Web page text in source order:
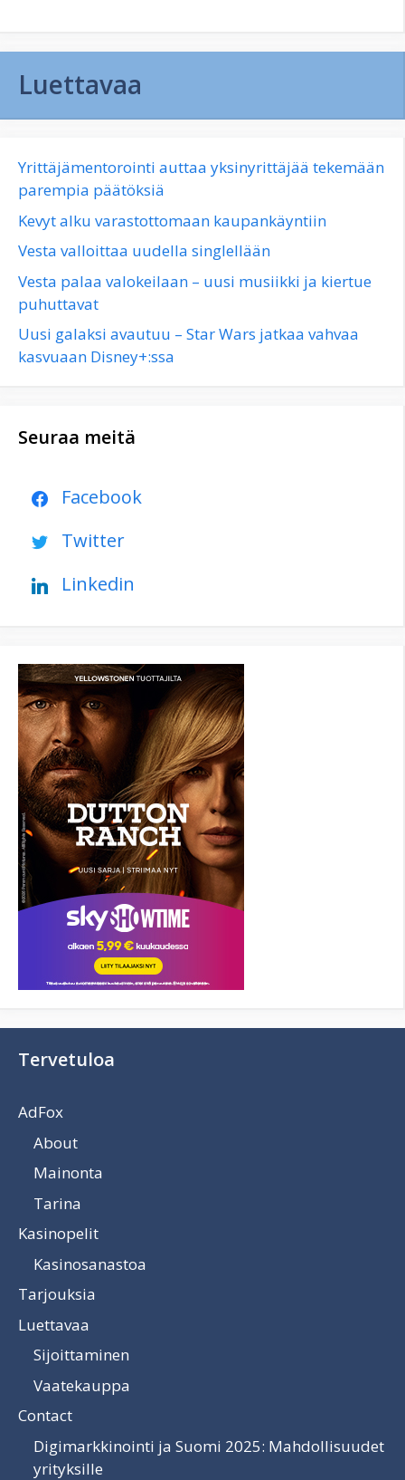
Luettavaa
Yrittäjämentorointi auttaa yksinyrittäjää tekemään
parempia päätöksiä
Kevyt alku varastottomaan kaupankäyntiin
Vesta valloittaa uudella singlellään
Vesta palaa valokeilaan – uusi musiikki ja kiertue
puhuttavat
Uusi galaksi avautuu – Star Wars jatkaa vahvaa
kasvuaan Disney+:ssa
Seuraa meitä
Facebook
Twitter
Linkedin
Tervetuloa
AdFox
About
Mainonta
Tarina
Kasinopelit
Kasinosanastoa
Tarjouksia
Luettavaa
Sijoittaminen
Vaatekauppa
Contact
Digimarkkinointi ja Suomi 2025: Mahdollisuudet
yrityksille